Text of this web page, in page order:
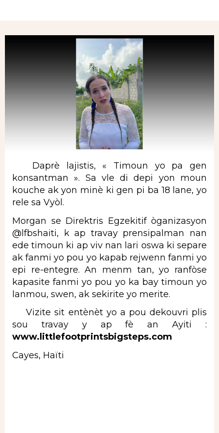
Daprè lajistis, « Timoun yo pa gen
konsantman ». Sa vle di depi yon moun
kouche ak yon minè ki gen pi ba 18 lane, yo
rele sa Vyòl.
Morgan se Direktris Egzekitif òganizasyon
@lfbshaiti, k ap travay prensipalman nan
ede timoun ki ap viv nan lari oswa ki separe
ak fanmi yo pou yo kapab rejwenn fanmi yo
epi re-entegre. An menm tan, yo ranfòse
kapasite fanmi yo pou yo ka bay timoun yo
lanmou, swen, ak sekirite yo merite.
Vizite sit entènèt yo a pou dekouvri plis
sou travay y ap fè an Ayiti :
www.littlefootprintsbigsteps.com
Cayes, Haïti